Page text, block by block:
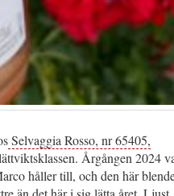
Selvaggia Rosso, nr 65405,
Årgången 2024
håller till, och den här